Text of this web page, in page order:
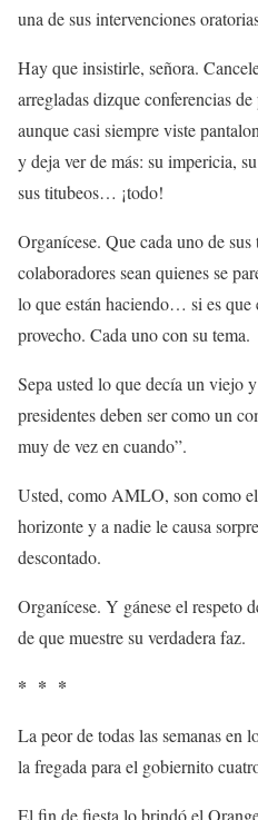
una de sus intervenciones
Hay que insistirle, señora.
arregladas dizque conferencias
aunque casi siempre viste
y deja ver de más: su impericia,
sus titubeos… ¡todo!
Organícese. Que cada uno de
colaboradores sean quienes se
lo que están haciendo… si es que
provecho. Cada uno con su tema.
Sepa usted lo que decía un viejo
presidentes deben ser como un
muy de vez en cuando”.
Usted, como AMLO, son como
horizonte y a nadie le causa
descontado.
Organícese. Y gánese el respeto
de que muestre su verdadera faz.
* * *
La peor de todas las semanas en
la fregada para el gobiernito
El fin de fiesta lo brindó el